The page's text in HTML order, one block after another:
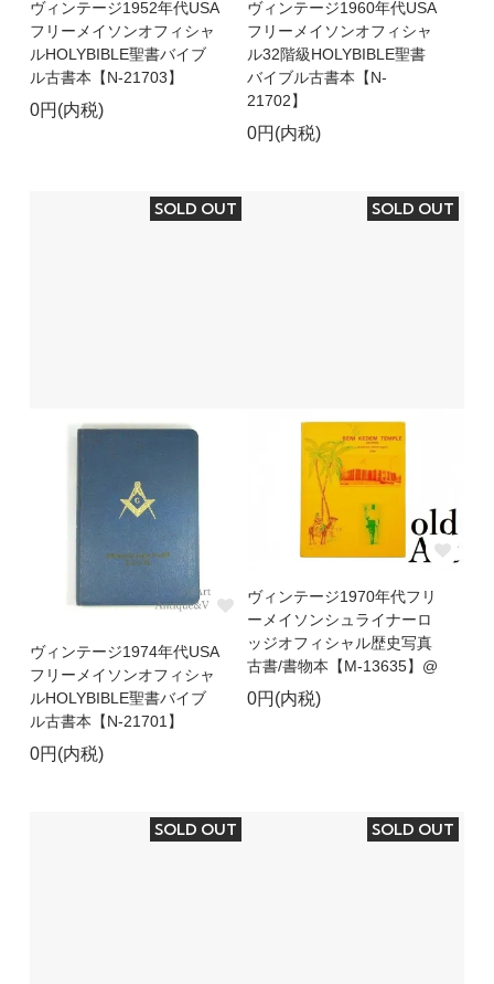
ヴィンテージ1952年代USA
フリーメイソンオフィシャ
ルHOLYBIBLE聖書バイブ
ル古書本【N-21703】
0円(内税)
ヴィンテージ1960年代USA
フリーメイソンオフィシャ
ル32階級HOLYBIBLE聖書
バイブル古書本【N-
21702】
0円(内税)
SOLD OUT
ヴィンテージ1974年代USA
フリーメイソンオフィシャ
ルHOLYBIBLE聖書バイブ
ル古書本【N-21701】
0円(内税)
SOLD OUT
ヴィンテージ1970年代フリ
ーメイソンシュライナーロ
ッジオフィシャル歴史写真
古書/書物本【M-13635】@
0円(内税)
SOLD OUT SOLD OUT